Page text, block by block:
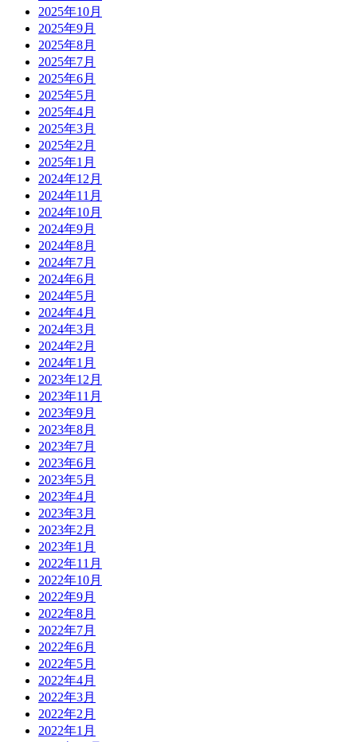
2025年10月
2025年9月
2025年8月
2025年7月
2025年6月
2025年5月
2025年4月
2025年3月
2025年2月
2025年1月
2024年12月
2024年11月
2024年10月
2024年9月
2024年8月
2024年7月
2024年6月
2024年5月
2024年4月
2024年3月
2024年2月
2024年1月
2023年12月
2023年11月
2023年9月
2023年8月
2023年7月
2023年6月
2023年5月
2023年4月
2023年3月
2023年2月
2023年1月
2022年11月
2022年10月
2022年9月
2022年8月
2022年7月
2022年6月
2022年5月
2022年4月
2022年3月
2022年2月
2022年1月